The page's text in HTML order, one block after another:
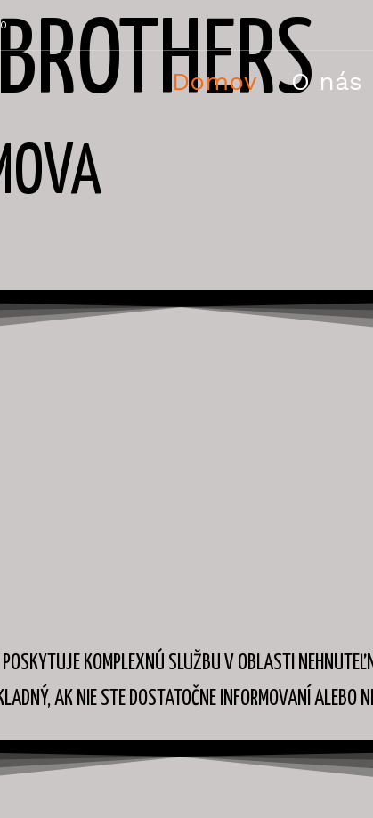
Domov O nás
KOMPLEXNÚ SLUŽBU V OBLASTI
AK NIE STE DOSTATOČNE INFORMOVANÍ ALEBO